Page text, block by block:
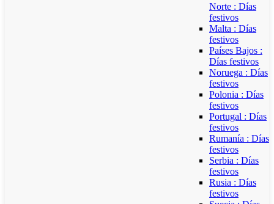
Norte : Días
festivos
Malta : Días
festivos
Países Bajos :
Días festivos
Noruega : Días
festivos
Polonia : Días
festivos
Portugal : Días
festivos
Rumanía : Días
festivos
Serbia : Días
festivos
Rusia : Días
festivos